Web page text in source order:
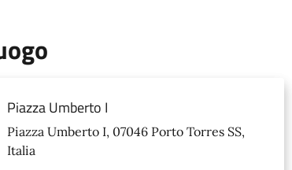
Piazza Umberto I
Piazza Umberto I, 07046 Porto Torres SS,
Italia